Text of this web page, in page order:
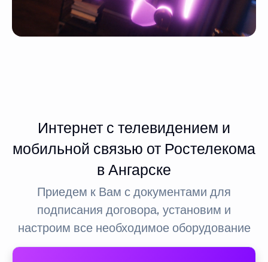
Интернет с телевидением и
мобильной связью от Ростелекома
в Ангарске
Приедем к Вам с документами для
подписания договора, установим и
настроим все необходимое оборудование